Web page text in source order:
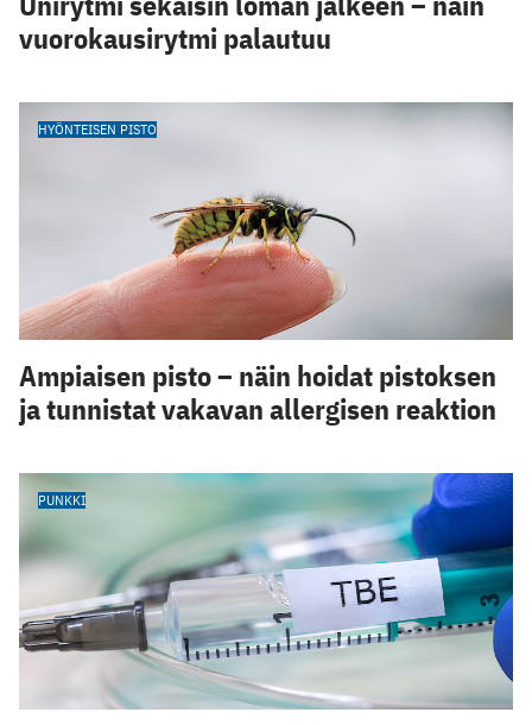
vuorokausirytmi palautuu
HYÖNTEISEN PISTO
Ampiaisen pisto – näin hoidat pistoksen
ja tunnistat vakavan allergisen reaktion
PUNKKI